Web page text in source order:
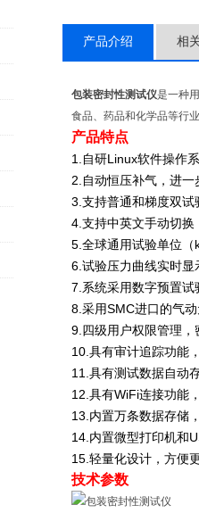
产品介绍 相
包装密封性测试仪是一种
食品、药品和化学品等行
产品特点
1.自研Linux软件操作
2.自动恒压补气，进
3.支持普通和梯度双
4.支持中英文手动切
5.全球通用试验单位
6.试验压力曲线实时
7.系统采用数字预置
8.采用SMC进口的气
9.四级用户权限管理
10.具有审计追踪功能
11.具有测试数据自动
12.具有WiFi连接功能
13.内置万条数据存储
14.内置微型打印机和
15.轻量化设计，方便
技术参数